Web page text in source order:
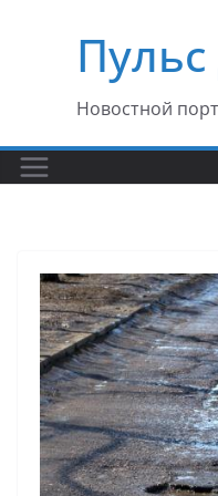
содержимому
Новостной